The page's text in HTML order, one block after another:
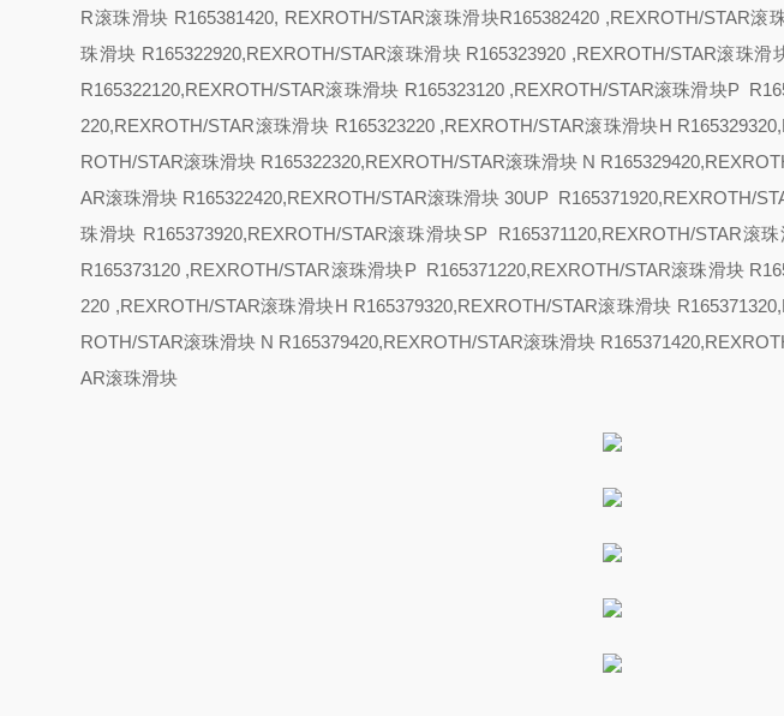
R滚珠滑块 R165381420, REXROTH/STAR滚珠滑块R165382420 ,REXROTH/STAR滚
珠滑块 R165322920,REXROTH/STAR滚珠滑块 R165323920 ,REXROTH/STAR滚珠滑
R165322120,REXROTH/STAR滚珠滑块 R165323120 ,REXROTH/STAR滚珠滑块P
220,REXROTH/STAR滚珠滑块 R165323220 ,REXROTH/STAR滚珠滑块H
ROTH/STAR滚珠滑块 R165322320,REXROTH/STAR滚珠滑块 N
AR滚珠滑块 R165322420,REXROTH/STAR滚珠滑块30UP R165371920,REXROTH/
珠滑块 R165373920,REXROTH/STAR滚珠滑块SP R165371120,REXROTH/STAR滚
R165373120 ,REXROTH/STAR滚珠滑块P R165371220,REXROTH/STAR滚珠滑块
220 ,REXROTH/STAR滚珠滑块H R165379320,REXROTH/STAR滚珠滑块
ROTH/STAR滚珠滑块 N R165379420,REXROTH/STAR滚珠滑块
AR滚珠滑块